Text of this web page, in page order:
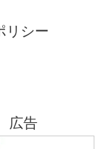
リシー
広告